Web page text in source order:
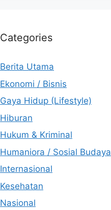
Categories
Berita Utama
Ekonomi / Bisnis
Gaya Hidup (Lifestyle)
Hiburan
Hukum & Kriminal
Humaniora / Sosial Budaya
Internasional
Kesehatan
Nasional